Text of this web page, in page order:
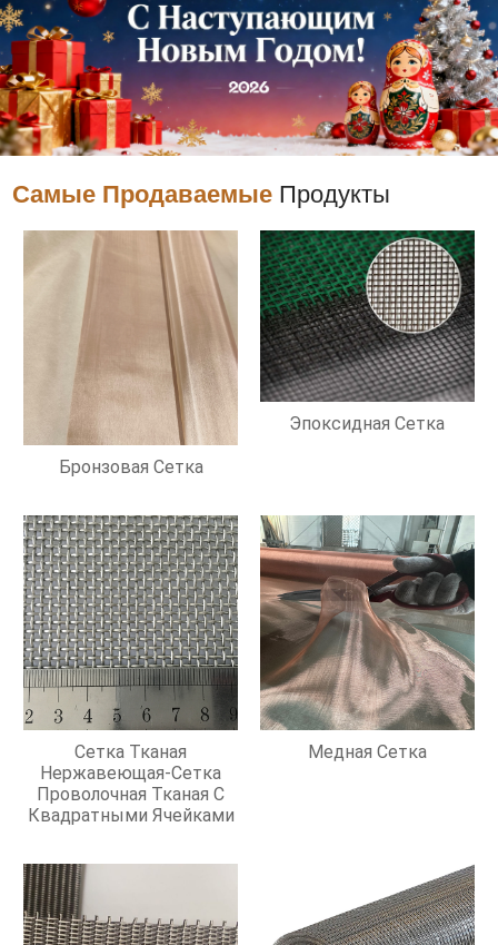
Самые Продаваемые Продукты
Бронзовая Сетка
Эпоксидная Сетка
Сетка Тканая
Нержавеющая-Сетка
Проволочная Тканая С
Квадратными Ячейками
Медная Сетка